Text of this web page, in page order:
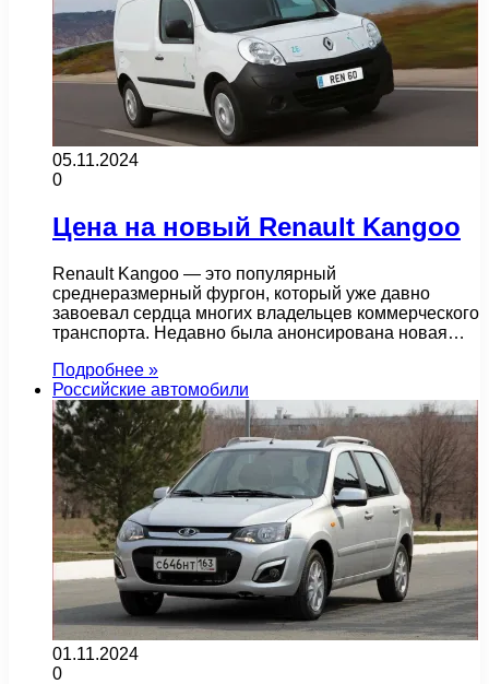
05.11.2024
0
Цена на новый Renault Kangoo
Renault Kangoo — это популярный
среднеразмерный фургон, который уже давно
завоевал сердца многих владельцев коммерческого
транспорта. Недавно была анонсирована новая…
Подробнее »
Российские автомобили
01.11.2024
0